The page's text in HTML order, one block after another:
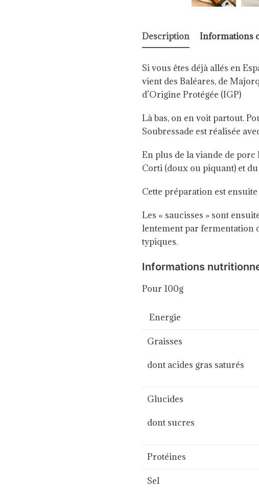
Description Informations
Si vous êtes déjà allés en
vient des Baléares, de
d’Origine Protégée (IGP)
Là bas, on en voit partout.
Soubressade est réalisée
En plus de la viande de
Corti (doux ou piquant) et du
Cette préparation est
Les « saucisses » sont
lentement par fermentation
typiques.
Informations
Pour 100g
Energie
Graisses
dont acides gras saturés
Glucides
dont sucres
Protéines
Sel